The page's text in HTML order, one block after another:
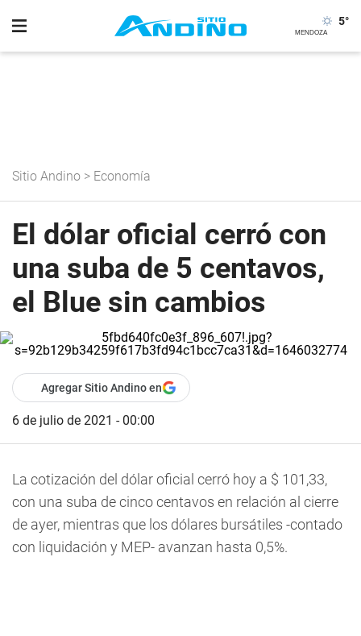
5°
Sitio Andino > Economía
El dólar oficial cerró con
una suba de 5 centavos,
el Blue sin cambios
Agregar Sitio Andino en
6 de julio de 2021 - 00:00
La cotización del dólar oficial cerró hoy a $ 101,33,
con una suba de cinco centavos en relación al cierre
de ayer, mientras que los dólares bursátiles -contado
con liquidación y MEP- avanzan hasta 0,5%.